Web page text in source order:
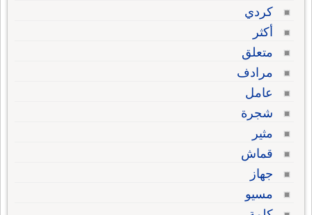
كردي
أكثر
متعلق
مرادف
عامل
شجرة
مثير
قماش
جهاز
مسيو